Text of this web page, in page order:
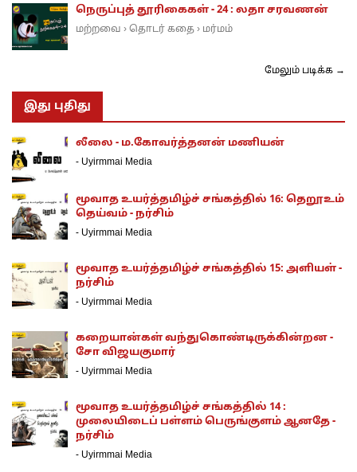
நெருப்புத் தூரிகைகள் - 24 : லதா சரவணன்
மற்றவை › தொடர் கதை › மர்மம்
மேலும் படிக்க →
இது புதிது
லீலை - ம.கோவர்த்தனன் மணியன்
- Uyirmmai Media
மூவாத உயர்த்தமிழ்ச் சங்கத்தில் 16: தெறூஉம்
தெய்வம் - நர்சிம்
- Uyirmmai Media
மூவாத உயர்த்தமிழ்ச் சங்கத்தில் 15: அளியள் -
நர்சிம்
- Uyirmmai Media
கறையான்கள் வந்துகொண்டிருக்கின்றன -
சோ விஜயகுமார்
- Uyirmmai Media
மூவாத உயர்த்தமிழ்ச் சங்கத்தில் 14 :
முலையிடைப் பள்ளம் பெருங்குளம் ஆனதே -
நர்சிம்
- Uyirmmai Media